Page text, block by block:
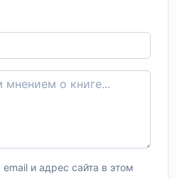
и адрес сайта в этом